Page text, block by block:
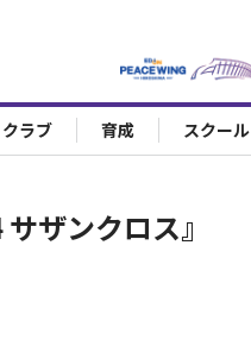
ラブ 育成 スクール
ザンクロス』